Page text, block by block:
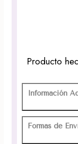
Producto
Información
Formas de